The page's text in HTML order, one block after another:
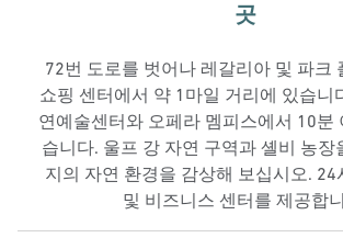
곳
72번 도로를 벗어나 레갈리아 및 파크
쇼핑 센터에서 약 1마일 거리에 있습니
연예술센터와 오페라 멤피스에서 10분
습니다. 울프 강 자연 구역과 셸비 농장
지의 자연 환경을 감상해 보십시오. 24
및 비즈니스 센터를 제공합